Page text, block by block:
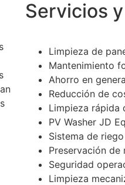
Servicios
Limpieza de
Mantenimiento
Ahorro en
Reducción de
Limpieza rápida
PV Washer JD
Sistema de
Preservación de
Seguridad
Limpieza